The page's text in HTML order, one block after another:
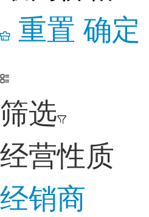
重置 确定
筛选
经营性质
经销商